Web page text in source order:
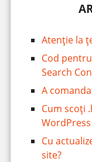
Atenție la
Cod
Search
A
Cum scoți
WordPress
Cu
site?